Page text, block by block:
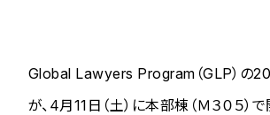
Global Lawyers Program（GLP）の
が、4月11日（土）に本部棟（Ｍ３０５）